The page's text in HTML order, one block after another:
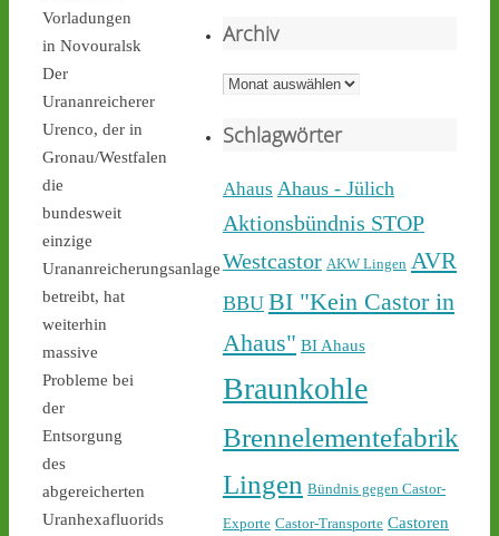
Vorladungen
in Novouralsk
Der
Urananreicherer
Urenco, der in
Gronau/Westfalen
die
bundesweit
einzige
Urananreicherungsanlage
betreibt, hat
weiterhin
massive
Probleme bei
der
Entsorgung
des
abgereicherten
Uranhexafluorids
@castorstoppen.bsky.social
⋅
nach #Ahaus nun rollt,
Protest gegen die
unnötigen & gefährlichen
Atommülltransporte über
NRWs Autobahnen
Mahnwache versammelt -
castor-stoppen.de/ticker/
#atommüll #castor
Archiv
Archiv
Schlagwörter
Ahaus Ahaus - Jülich
Aktionsbündnis STOP
Westcastor AKW Lingen AVR
BBU BI "Kein Castor in
Ahaus" BI Ahaus
Braunkohle
Brennelementefabrik
Lingen Bündnis gegen Castor-
Exporte Castor-Transporte Castoren